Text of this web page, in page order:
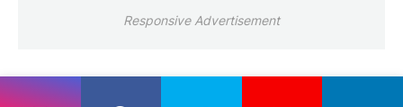
Responsive Advertisement